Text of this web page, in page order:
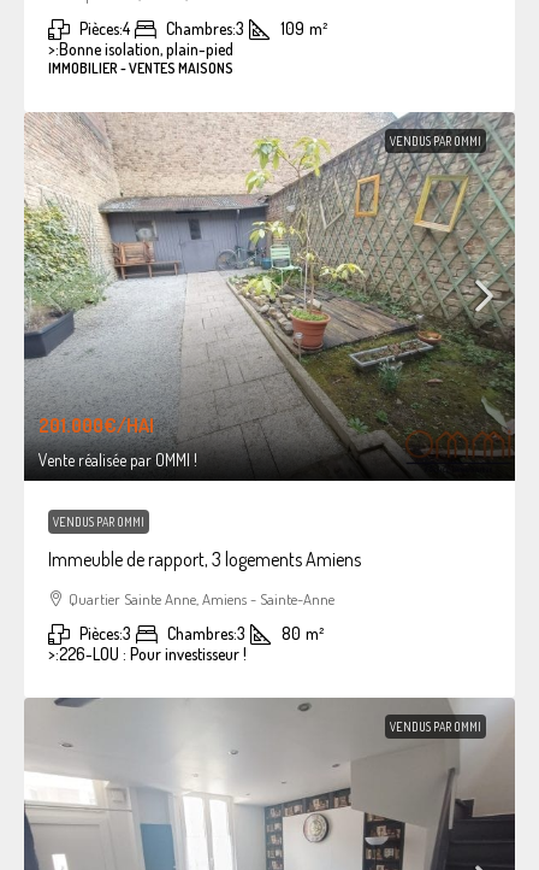
Pièces:4 Chambres:3 109 m²
>:Bonne isolation, plain-pied
IMMOBILIER - VENTES MAISONS
VENDUS PAR OMMI
201.000€/HAI
Vente réalisée par OMMI !
VENDUS PAR OMMI
Immeuble de rapport, 3 logements Amiens
Quartier Sainte Anne, Amiens - Sainte-Anne
Pièces:3 Chambres:3 80 m²
>:226-LOU : Pour investisseur !
VENDUS PAR OMMI